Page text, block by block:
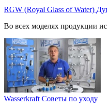
RGW (Royal Glass of Water)
Во всех моделях продукции
Wasserkraft Советы по уходу